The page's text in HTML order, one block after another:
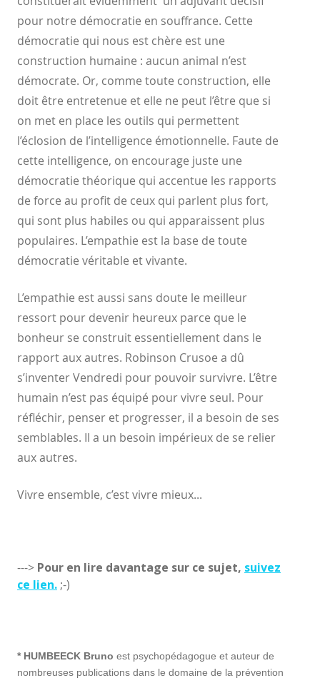
pour notre démocratie en souffrance. Cette
démocratie qui nous est chère est une
construction humaine : aucun animal n’est
démocrate. Or, comme toute construction, elle
doit être entretenue et elle ne peut l’être que si
on met en place les outils qui permettent
l’éclosion de l’intelligence émotionnelle. Faute de
cette intelligence, on encourage juste une
démocratie théorique qui accentue les rapports
de force au profit de ceux qui parlent plus fort,
qui sont plus habiles ou qui apparaissent plus
populaires. L’empathie est la base de toute
démocratie véritable et vivante.
L’empathie est aussi sans doute le meilleur
ressort pour devenir heureux parce que le
bonheur se construit essentiellement dans le
rapport aux autres. Robinson Crusoe a dû
s’inventer Vendredi pour pouvoir survivre. L’être
humain n’est pas équipé pour vivre seul. Pour
réfléchir, penser et progresser, il a besoin de ses
semblables. Il a un besoin impérieux de se relier
aux autres.
Vivre ensemble, c’est vivre mieux...
---> Pour en lire davantage sur ce sujet, suivez
ce lien. ;-)
* HUMBEECK Bruno est psychopédagogue et auteur de
nombreuses publications dans le domaine de la prévention